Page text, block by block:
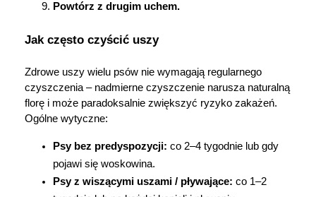
dostosowania zawartości serwisu do Twoich
naszejpolityce prywatności. Możesz określić
warunki przechowywania lub dostępu do
cookies poprzez kliknięcie przycisku
ustawienia wszystkich cookies klikając
AKCEPTUJĘ WSZYSTKIE
Powtórz z drugim uchem.
Jak często czyścić uszy
Zdrowe uszy wielu psów nie wymagają regularnego
czyszczenia – nadmierne czyszczenie narusza naturalną
florę i może paradoksalnie zwiększyć ryzyko zakażeń.
Ogólne wytyczne:
Psy bez predyspozycji: co 2–4 tygodnie lub gdy
pojawi się woskowina.
Psy z wiszącymi uszami / pływające: co 1–2